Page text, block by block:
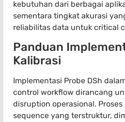
kebutuhan dari berbagai
sementara tingkat akurasi
reliabilitas data untuk critical
Panduan
Kalibrasi
Implementasi Probe DSh
control workflow dirancang
disruption operasional.
sequence yang terstruktur,